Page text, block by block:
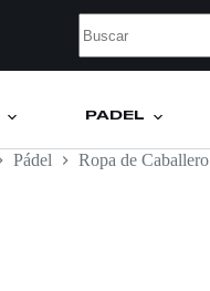
PÁDEL
Pádel Ropa de Caballero